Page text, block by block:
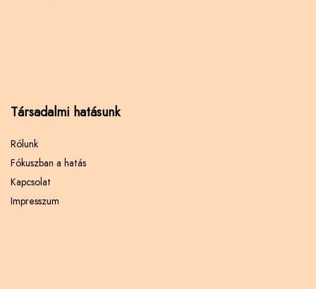
Társadalmi hatásunk
Rólunk
Fókuszban a hatás
Kapcsolat
Impresszum